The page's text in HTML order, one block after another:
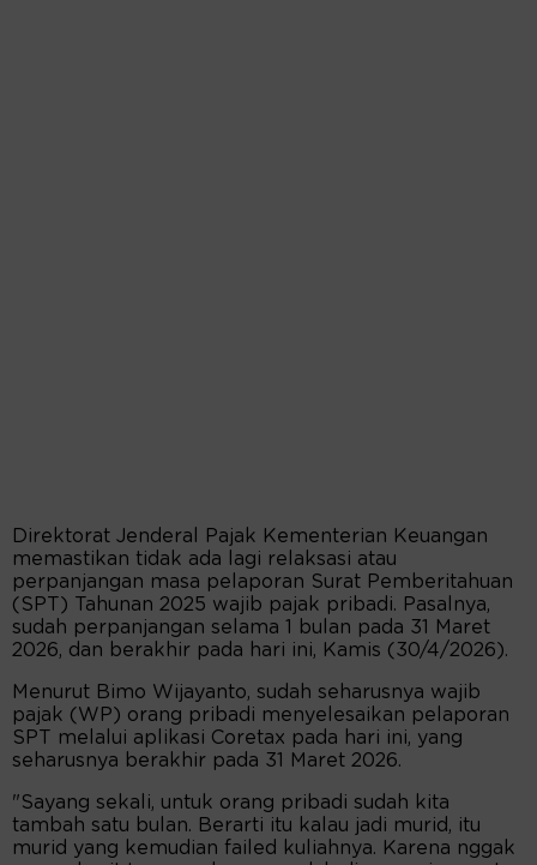
Direktorat Jenderal Pajak Kementerian Keuangan
memastikan tidak ada lagi relaksasi atau
perpanjangan masa pelaporan Surat Pemberitahuan
(SPT) Tahunan 2025 wajib pajak pribadi. Pasalnya,
sudah perpanjangan selama 1 bulan pada 31 Maret
2026, dan berakhir pada hari ini, Kamis (30/4/2026).
Menurut Bimo Wijayanto, sudah seharusnya wajib
pajak (WP) orang pribadi menyelesaikan pelaporan
SPT melalui aplikasi Coretax pada hari ini, yang
seharusnya berakhir pada 31 Maret 2026.
"Sayang sekali, untuk orang pribadi sudah kita
tambah satu bulan. Berarti itu kalau jadi murid, itu
murid yang kemudian failed kuliahnya. Karena nggak